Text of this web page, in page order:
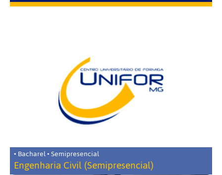
• Bacharel • Semipresencial
Engenharia Civil (Semipresencial)